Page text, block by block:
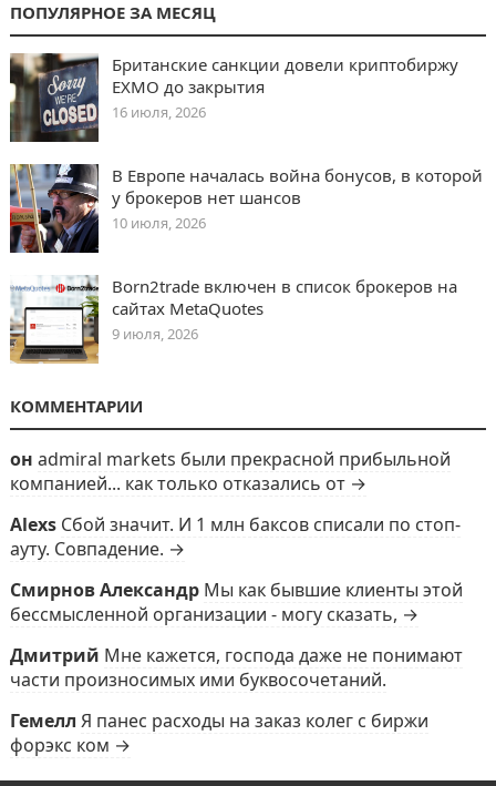
ПОПУЛЯРНОЕ ЗА МЕСЯЦ
Британские санкции довели криптобиржу
EXMO до закрытия
16 июля, 2026
В Европе началась война бонусов, в которой
у брокеров нет шансов
10 июля, 2026
Born2trade включен в список брокеров на
сайтах MetaQuotes
9 июля, 2026
КОММЕНТАРИИ
он admiral markets были прекрасной прибыльной
компанией... как только отказались от →
Alexs Сбой значит. И 1 млн баксов списали по стоп-
ауту. Совпадение. →
Смирнов Александр Мы как бывшие клиенты этой
бессмысленной организации - могу сказать, →
Дмитрий Мне кажется, господа даже не понимают
части произносимых ими буквосочетаний.
Гемелл Я панес расходы на заказ колег с биржи
форэкс ком →